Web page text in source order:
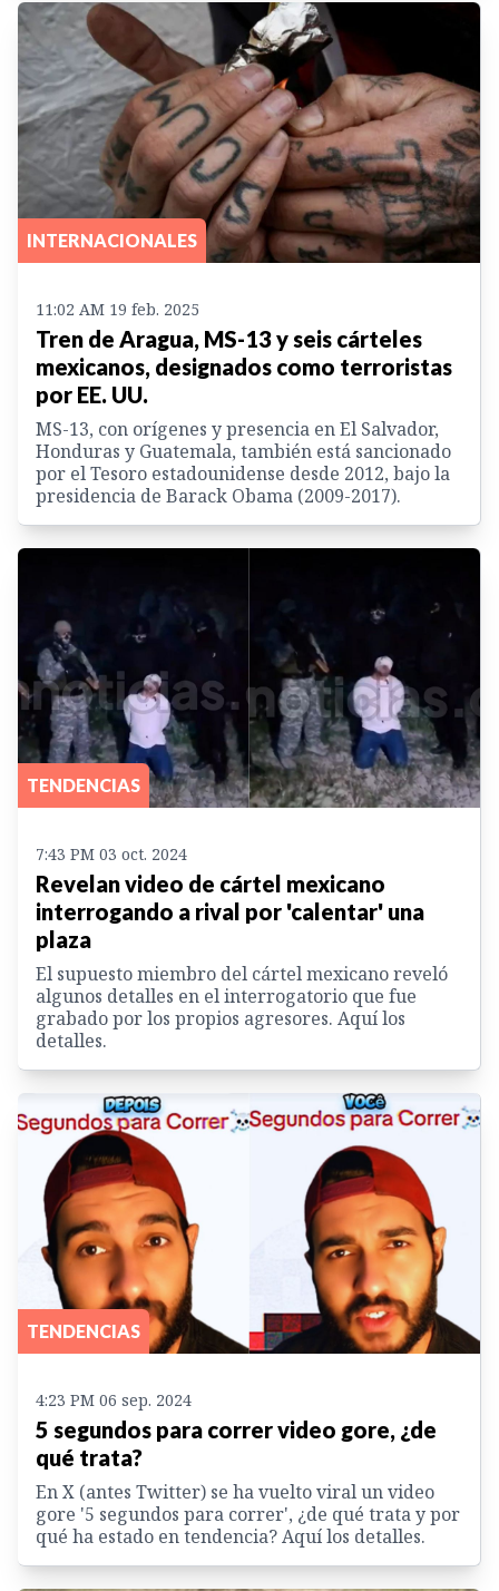
INTERNACIONALES
11:02 AM 19 feb. 2025
Tren de Aragua, MS-13 y seis cárteles
mexicanos, designados como terroristas
por EE. UU.
MS-13, con orígenes y presencia en El Salvador,
Honduras y Guatemala, también está sancionado
por el Tesoro estadounidense desde 2012, bajo la
presidencia de Barack Obama (2009-2017).
TENDENCIAS
7:43 PM 03 oct. 2024
Revelan video de cártel mexicano
interrogando a rival por 'calentar' una
plaza
El supuesto miembro del cártel mexicano reveló
algunos detalles en el interrogatorio que fue
grabado por los propios agresores. Aquí los
detalles.
TENDENCIAS
4:23 PM 06 sep. 2024
5 segundos para correr video gore, ¿de
qué trata?
En X (antes Twitter) se ha vuelto viral un video
gore '5 segundos para correr', ¿de qué trata y por
qué ha estado en tendencia? Aquí los detalles.